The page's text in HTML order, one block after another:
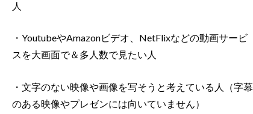
人
・YoutubeやAmazonビデオ、NetFlixなどの動画サービ
スを大画面で＆多人数で見たい人
・文字のない映像や画像を写そうと考えている人（字幕
のある映像やプレゼンには向いていません）